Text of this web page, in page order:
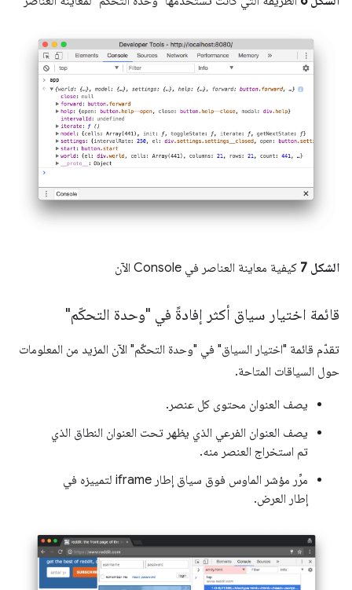
الشكل 7 كيفية معاينة العناصر في Console الآن
قائمة اختيار سياق أكثر إفادةً في "وحدة التحكّم"
تقدّم قائمة "اختيار السياق" في "وحدة التحكّم" الآن المزيد من المعلومات
حول السياقات المتاحة.
يصف العنوان محتوى كل عنصر.
يصف العنوان الفرعي الذي يظهر تحت العنوان النطاق الذي
تم استخراج العنصر منه.
مرِّر مؤشر الماوس فوق سياق إطار iframe لتمييزه في
إطار العرض.